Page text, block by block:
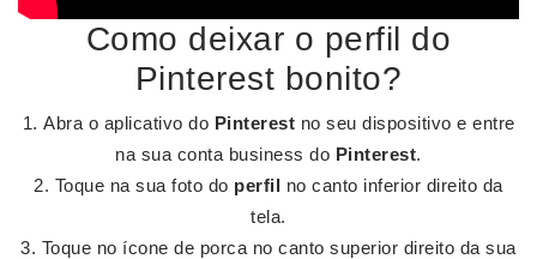
Como deixar o perfil do
Pinterest bonito?
Abra o aplicativo do Pinterest no seu dispositivo e entre
na sua conta business do Pinterest.
Toque na sua foto do perfil no canto inferior direito da
tela.
Toque no ícone de porca no canto superior direito da sua